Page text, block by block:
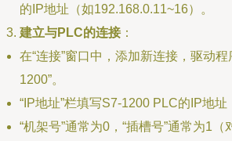
的IP地址（如192.168.0.11~16）。
建立与PLC的连接：
在“连接”窗口中，添加新连接，驱动
1200”。
“IP地址”栏填写S7-1200 PLC的IP地址
“机架号”通常为0，“插槽号”通常为1（